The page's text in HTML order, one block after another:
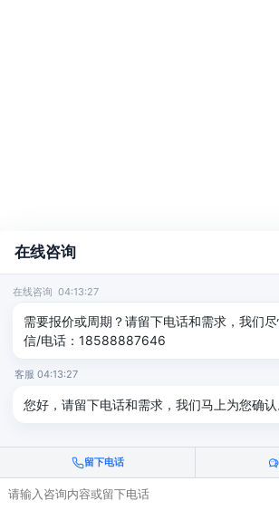
在线咨询
在线咨询 04:13:27
需要报价或周期？请留下电话和需求，我们
信/电话：18588887646
客服 04:13:27
您好，请留下电话和需求，我们马上为您确认
留下电话